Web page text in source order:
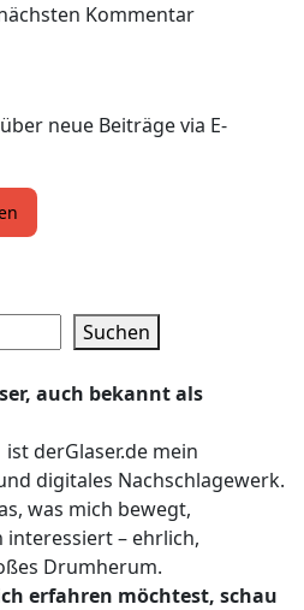
Kommentar
neue Beiträge via E-
Suchen
auch bekannt als
ist derGlaser.de mein
digitales Nachschlagewerk.
was mich bewegt,
– ehrlich,
Drumherum.
erfahren möchtest, schau